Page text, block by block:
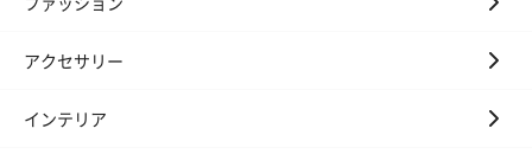
アクセサリー
インテリア